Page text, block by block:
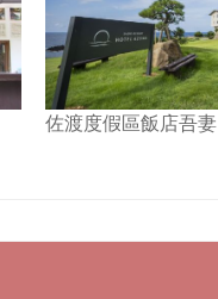
佐渡度假區飯店吾妻